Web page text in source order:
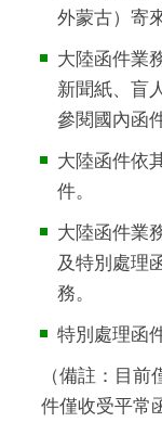
外蒙古）寄
大陸函件業
新聞紙、盲
參閱國內函
大陸函件依
件。
大陸函件業
及特別處理
務。
特別處理函
（備註：目
件僅收受平常